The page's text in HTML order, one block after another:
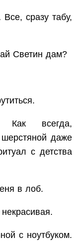
сразу табу,
Светин дам?
Как всегда,
даже
с детства
в лоб.
с ноутбуком.